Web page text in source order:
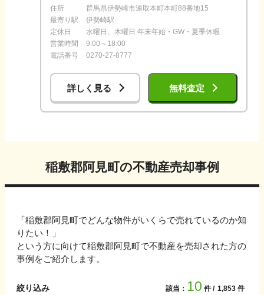
住所
群馬県伊勢崎市連取本町本町88番地15
最寄り駅
伊勢崎駅
定休日
水曜日、木曜日 年末年始・GW・夏季休暇
営業時間
9:00～18:00
電話番号
0270-27-8777
詳しく見る 無料査定
稲敷郡阿見町の不動産売却事例
「稲敷郡阿見町でどんな物件がいくらで売れているのか知
りたい！」
という方に向けて稲敷郡阿見町で不動産を売却された方の
事例をご紹介します。
絞り込み 該当： 10 件 1,853 件